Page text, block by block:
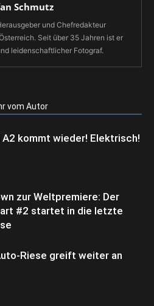
Schmutz
und Chefredakteur
Seit über 35 Jahren ist er
leidenschaftlicher Fotograf.
vom Autor
A2 kommt wieder! Elektrisch!
zur Weltpremiere: Der
#2 startet in die letzte
Riese greift weiter an